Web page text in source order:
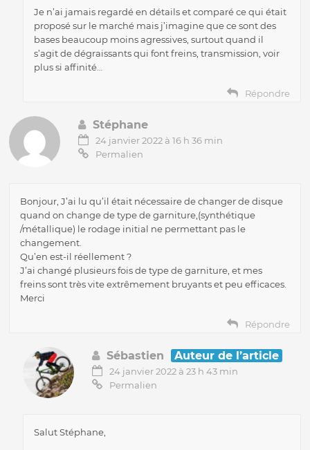
Je n’ai jamais regardé en détails et comparé ce qui était
proposé sur le marché mais j’imagine que ce sont des
bases beaucoup moins agressives, surtout quand il
s’agit de dégraissants qui font freins, transmission, voir
plus si affinité…
Répondre
Stéphane
24 janvier 2022 à 16 h 36 min
Permalien
Bonjour, J’ai lu qu’il était nécessaire de changer de disque
quand on change de type de garniture,(synthétique
/métallique) le rodage initial ne permettant pas le
changement.
Qu’en est-il réellement ?
J’ai changé plusieurs fois de type de garniture, et mes
freins sont très vite extrêmement bruyants et peu efficaces.
Merci
Répondre
Sébastien Auteur de l’article
24 janvier 2022 à 23 h 43 min
Permalien
Salut Stéphane,